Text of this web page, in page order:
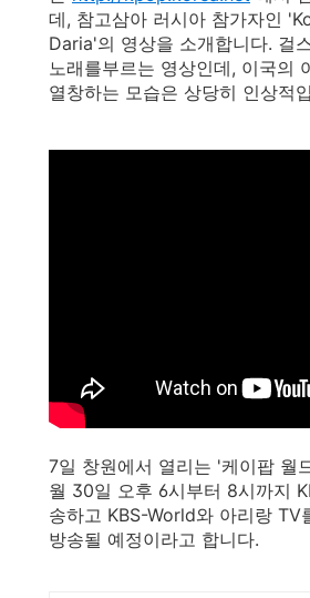
데, 참고삼아 러시아 참가자인
Daria'의 영상을 소개합니다. 걸
노래를부르는 영상인데, 이국의
열창하는 모습은 상당히 인상적
7일 창원에서 열리는 '케이팝 월
월 30일 오후 6시부터 8시까지
송하고 KBS-World와 아리랑 TV
방송될 예정이라고 합니다.